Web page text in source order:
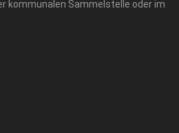
kommunalen Sammelstelle oder im